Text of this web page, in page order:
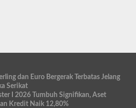
dan Euro Bergerak Terbatas Jelang
Serikat
I 2026 Tumbuh Signifikan, Aset
Kredit Naik 12,80%